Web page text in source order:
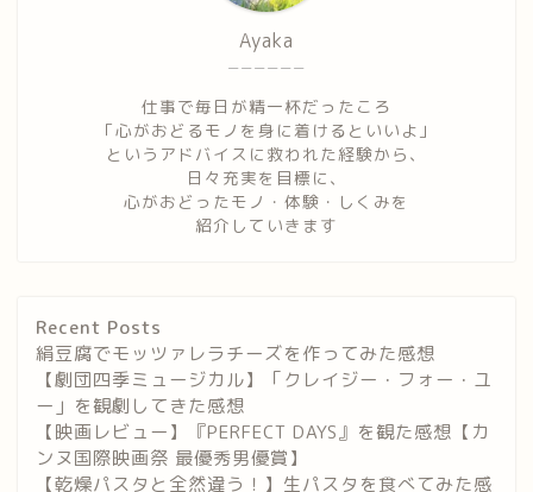
ーーーーーー
Ayaka
仕事で毎日が精一杯だったころ
「心がおどるモノを身に着けるといいよ」
というアドバイスに救われた経験から、
日々充実を目標に、
心がおどったモノ・体験・しくみを
紹介していきます
Recent Posts
絹豆腐でモッツァレラチーズを作ってみた感想
【劇団四季ミュージカル】「クレイジー・フォー・ユ
ー」を観劇してきた感想
【映画レビュー】『PERFECT DAYS』を観た感想【カ
ンヌ国際映画祭 最優秀男優賞】
【乾燥パスタと全然違う！】生パスタを食べてみた感